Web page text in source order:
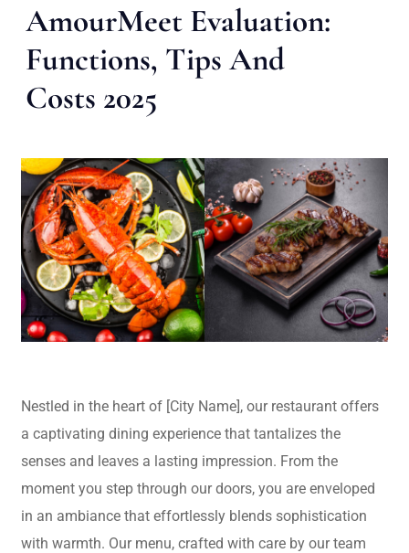
AmourMeet Evaluation:
Functions, Tips And
Costs 2025
Nestled in the heart of [City Name], our restaurant offers
a captivating dining experience that tantalizes the
senses and leaves a lasting impression. From the
moment you step through our doors, you are enveloped
in an ambiance that effortlessly blends sophistication
with warmth. Our menu, crafted with care by our team